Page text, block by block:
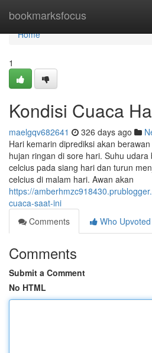
bookmarksfocus
Home
Home
1
Kondisi Cuaca
maelgqv682641 326 days ago
Hari kemarin diprediksi akan
hujan ringan di sore hari. Suhu
celcius pada siang hari dan turun
celcius di malam hari. Awan akan
https://
cuaca-saat-ini
Comments
Who Upvoted
Comments
Submit a Comment
No HTML